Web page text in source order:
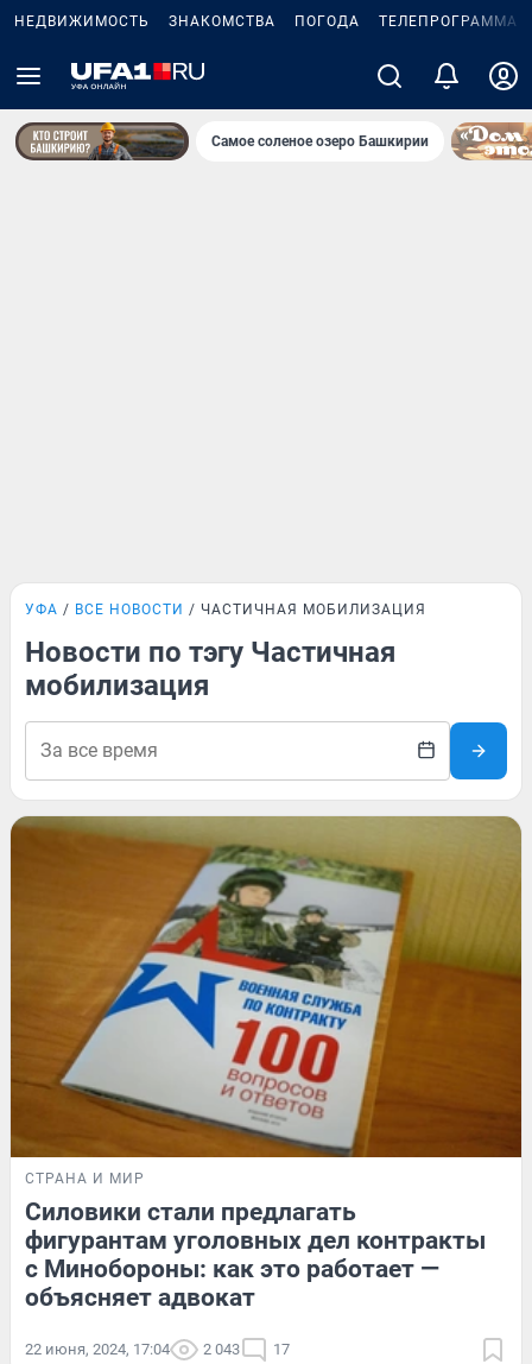
НЕДВИЖИМОСТЬ ЗНАКОМСТВА ПОГОДА ТЕЛЕПРОГРАММА
Самое соленое озеро Башкирии
УФА ВСЕ НОВОСТИ ЧАСТИЧНАЯ МОБИЛИЗАЦИЯ
Новости по тэгу Частичная
мобилизация
СТРАНА И МИР
Силовики стали предлагать
фигурантам уголовных дел контракты
с Минобороны: как это работает —
объясняет адвокат
22 июня, 2024, 17:04 2 043 17